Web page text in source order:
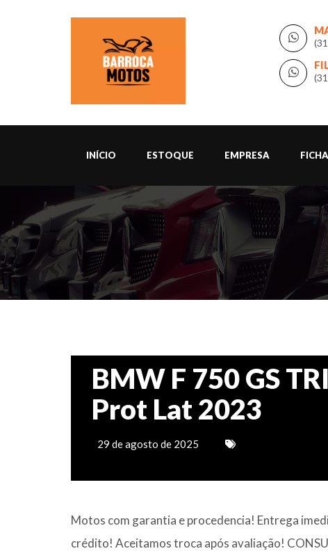
INÍCIO ESTOQUE EMPRESA
BMW F 750 GS
Prot Lat 2023
29 de agosto de 2025
Motos com garantia e procedencia! Entrega
crédito! Aceitamos troca após avaliação!